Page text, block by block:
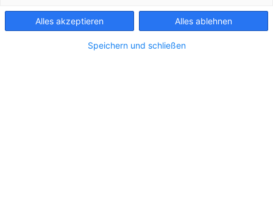
Alles akzeptieren Alles ablehnen
Speichern und schließen